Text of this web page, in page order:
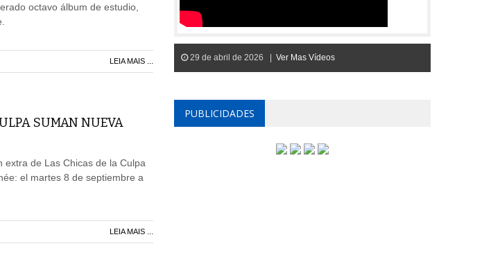
octavo álbum de estudio,
LEIA MAIS ...
SUMAN NUEVA
de Las Chicas de la Culpa
el martes 8 de septiembre a
LEIA MAIS ...
29 de abril de 2026 | Ver Mas Vídeos
PUBLICIDADES